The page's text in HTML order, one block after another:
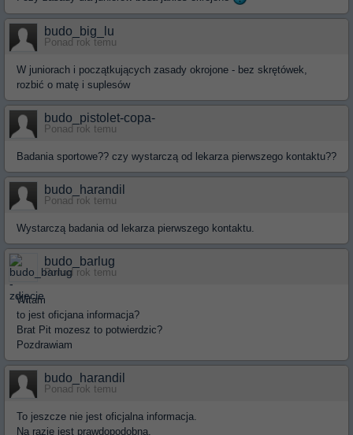
budo_big_lu
Ponad rok temu
W juniorach i początkujących zasady okrojone - bez skrętówek,
rozbić o matę i suplesów
budo_pistolet-copa-
Ponad rok temu
Badania sportowe?? czy wystarczą od lekarza pierwszego kontaktu??
budo_harandil
Ponad rok temu
Wystarczą badania od lekarza pierwszego kontaktu.
budo_barlug
Ponad rok temu
Witam
to jest oficjana informacja?
Brat Pit mozesz to potwierdzic?
Pozdrawiam
budo_harandil
Ponad rok temu
To jeszcze nie jest oficjalna informacja.
Na razie jest prawdopodobna.